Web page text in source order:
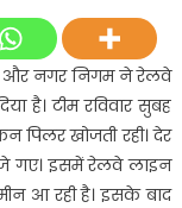
गौला
नदी
में
भी
है
रेलवे
और नगर निगम ने रेलवे
है। टीम रविवार सुबह
खोजती रही। देर
गए। इसमें रेलवे लाइन
आ रही है। इसके बाद